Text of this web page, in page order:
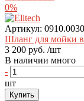
0%
Артикул:
Шланг для мойки
3 200 руб. /шт
В наличии много
-
шт
Купить